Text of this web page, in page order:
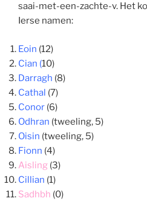
saai-met-een-zachte-v. Het
Ierse namen:
Eoin (12)
Cian (10)
Darragh (8)
Cathal (7)
Conor (6)
Odhran (tweeling, 5)
Oisin (tweeling, 5)
Fionn (4)
Aisling (3)
Cillian (1)
Sadhbh (0)